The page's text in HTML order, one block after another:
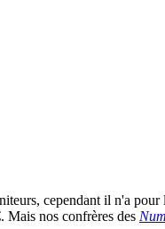
cependant il n'a
Mais nos confrères des